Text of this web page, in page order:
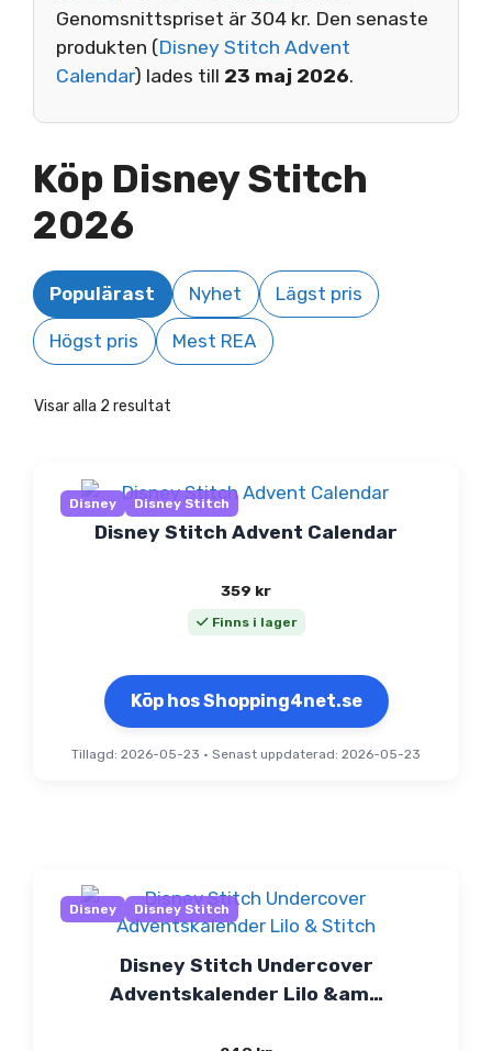
Genomsnittspriset är 304 kr. Den senaste
produkten (Disney Stitch Advent
Calendar) lades till 23 maj 2026.
Köp Disney Stitch
2026
Populärast Nyhet Lägst pris
Högst pris Mest REA
Visar alla 2 resultat
Disney Disney Stitch
Disney Stitch Advent Calendar
359 kr
Finns i lager
Köp hos Shopping4net.se
Tillagd: 2026-05-23 • Senast uppdaterad: 2026-05-23
Disney Disney Stitch
Disney Stitch Undercover
Adventskalender Lilo &am…